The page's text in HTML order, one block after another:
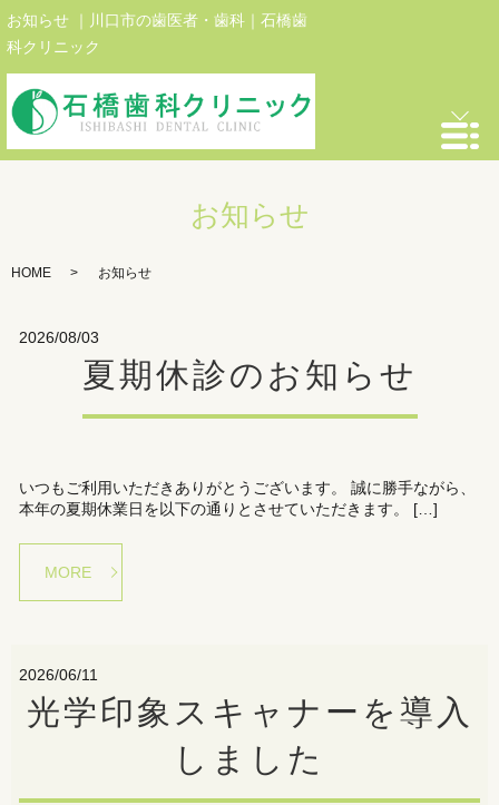
お知らせ ｜川口市の歯医者・歯科｜石橋歯
科クリニック
お知らせ
HOME お知らせ
2026/08/03
夏期休診のお知らせ
いつもご利用いただきありがとうございます。 誠に勝手ながら、
本年の夏期休業日を以下の通りとさせていただきます。 […]
MORE
2026/06/11
光学印象スキャナーを導入
しました